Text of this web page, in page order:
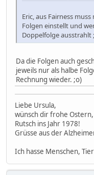
Eric, aus Fairness
Folgen einstellt und
Doppelfolge ausstrahlt
Da die Folgen auch
jeweils nur als halbe
Rechnung wieder. ;o)
Liebe Ursula,
wünsch dir frohe
Rutsch ins Jahr 1978!
Grüsse aus der
Ich hasse Menschen,